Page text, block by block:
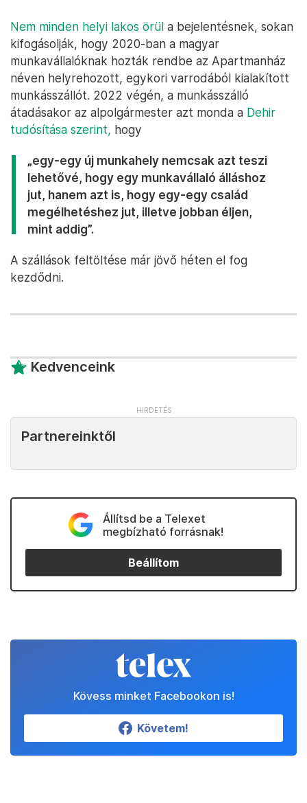
Nem minden helyi lakos örül a bejelentésnek, sokan
kifogásolják, hogy 2020-ban a magyar
munkavállalóknak hozták rendbe az Apartmanház
néven helyrehozott, egykori varrodából kialakított
munkásszállót. 2022 végén, a munkásszálló
átadásakor az alpolgármester azt monda a Dehir
tudósítása szerint, hogy
„egy-egy új munkahely nemcsak azt teszi
lehetővé, hogy egy munkavállaló álláshoz
jut, hanem azt is, hogy egy-egy család
megélhetéshez jut, illetve jobban éljen,
mint addig”.
A szállások feltöltése már jövő héten el fog
kezdődni.
Kedvenceink
Partnereinktől
Állítsd be a Telexet
megbízható forrásnak!
Beállítom
Kövess minket Facebookon is!
Követem!